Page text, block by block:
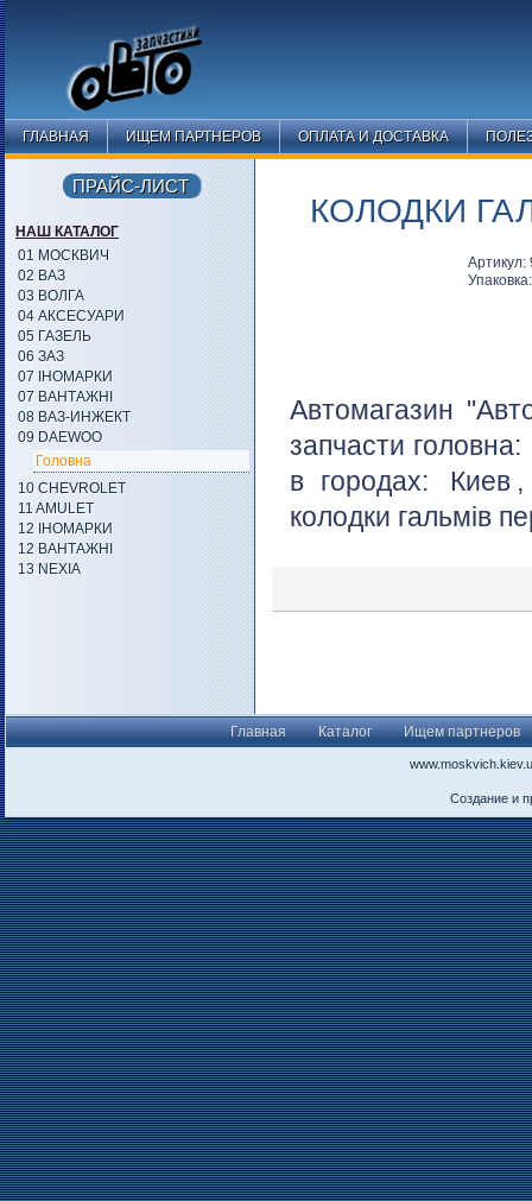
ГЛАВНАЯ ИЩЕМ ПАРТНЕРОВ ОПЛАТА И ДОСТАВКА
КОЛОДКИ
Автомагазин
запчасти головна:
в городах:
Киев
колодки гальмів
ПРАЙС-ЛИСТ
НАШ КАТАЛОГ
01 МОСКВИЧ
02 ВАЗ
03 ВОЛГА
04 АКСЕСУАРИ
05 ГАЗЕЛЬ
06 ЗАЗ
07 ІНОМАРКИ
07 ВАНТАЖНІ
08 ВАЗ-ИНЖЕКТ
09 DAEWOO
Головна
10 CHEVROLET
11 AMULET
12 ІНОМАРКИ
12 ВАНТАЖНІ
13 NEXIA
Главная Каталог Ищем партнеров
Создание и